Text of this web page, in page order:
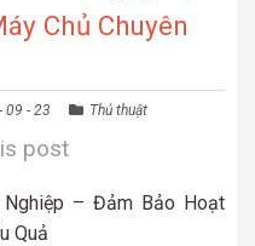
Chủ Chuyên
09 - 23 Thủ thuật
post
Nghiệp – Đảm Bảo Hoạt
Quả